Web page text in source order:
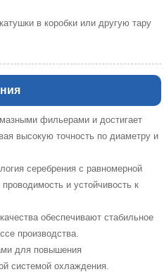
в коробки или другую тару
фильерами и достигает
высокую точность по диаметру и
серебрения с равномерной
и устойчивость к
обеспечивают стабильное
производства.
для повышения
системой охлаждения.